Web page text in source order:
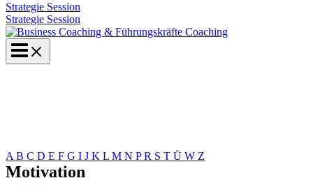
Strategie Session
Strategie Session
A B C D E F G I J K L M N PR S T Ü W Z
Motivation